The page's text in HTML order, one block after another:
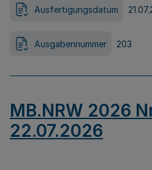
Ausfertigungsdatum
Ausgabennummer 203
MB.NRW 2026
22.07.2026